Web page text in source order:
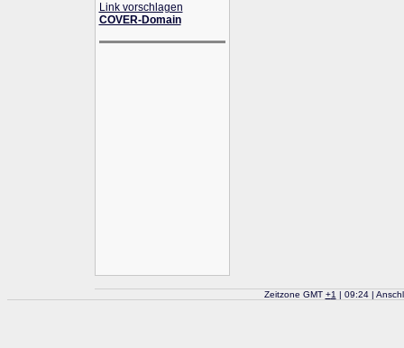
Link vorschlagen
COVER-Domain
Zeitzone GMT +1 | 09:24 |